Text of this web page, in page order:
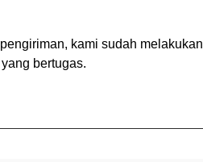
kami sudah melakukan
bertugas.